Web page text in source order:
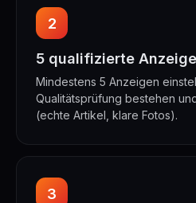
2
5 qualifizierte
Mindestens 5 Anzeigen
Qualitätsprüfung bestehen
(echte Artikel, klare Fotos).
3